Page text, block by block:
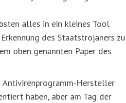
alles in ein kleines Tool
des Staatstrojaners zu
oben genannten Paper des
Hersteller
haben, aber am Tag der